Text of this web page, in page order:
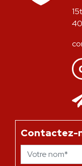
Contactez-